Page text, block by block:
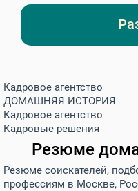
Кадровое агентство
ДОМАШНЯЯ ИСТОРИЯ
Кадровое агентство
Кадровые решения
Резюме
Резюме соискателей,
профессиям в Москве,